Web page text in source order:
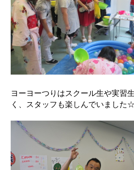
ヨーヨーつりはスクール生や実習
く、スタッフも楽しんでいました☆